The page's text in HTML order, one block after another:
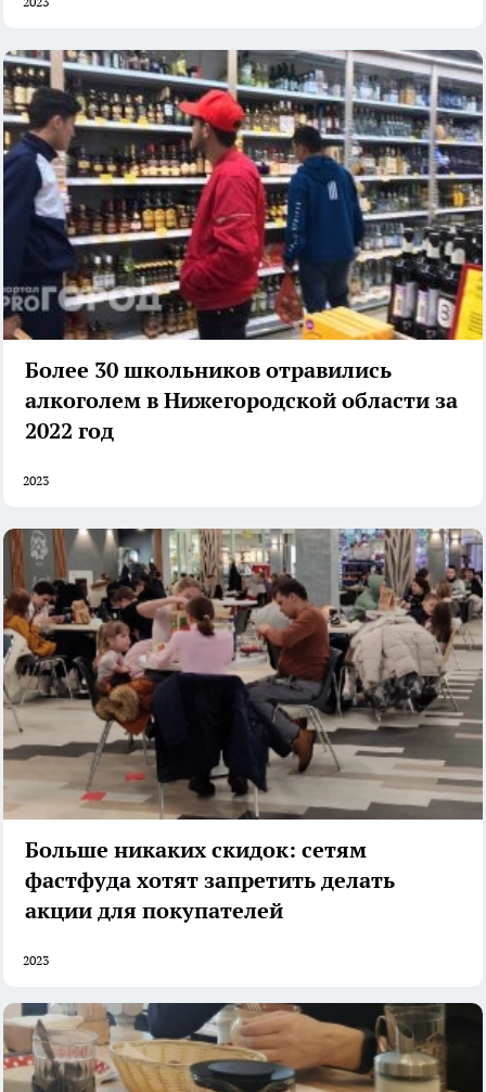
Более 30 школьников отравились
алкоголем в Нижегородской области за
2022 год
2023
Больше никаких скидок: сетям
фастфуда хотят запретить делать
акции для покупателей
2023